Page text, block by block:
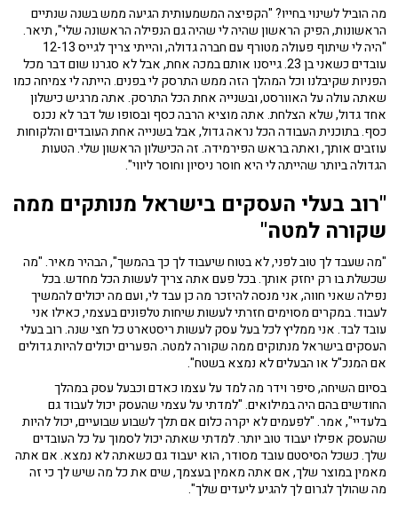
מה הוביל לשינוי בחייו? "הקפיצה המשמעותית הגיעה ממש בשנה שנתיים
הראשונות, הפיק הראשון שהיה לי שהיה גם הנפילה הראשונה שלי", תיאר.
"היה לי שיתוף פעולה מטורף עם חברה גדולה, והייתי צריך לגייס 12-13
עובדים כשאני בן 23. גייסנו אותם במכה אחת, אבל לא סגרנו שום דבר מכל
הפניות שקיבלנו וכל המהלך הזה ממש התרסק לי בפנים. הייתה לי צמיחה כמו
שאתה עולה על האוורסט, ובשנייה אחת הכל התרסק. אתה מרגיש כישלון
אחד גדול, שלא הצלחת. אתה מוציא הרבה כסף ובסופו של דבר לא נכנס
כסף. בתוכנית העבודה הכל נראה גדול, אבל בשנייה אחת העובדים והלקוחות
עוזבים אותך, ואתה בראש הפירמידה. זה הכישלון הראשון שלי. הטעות
הגדולה ביותר שהייתה לי היא חוסר ניסיון וחוסר ליווי".
"רוב בעלי העסקים בישראל מנותקים ממה
שקורה למטה"
"מה שעבד לך טוב לפני, לא בטוח שיעבוד לך כך בהמשך", הבהיר מאיר. "מה
שכשלת בו רק יחזק אותך. בכל פעם אתה צריך לעשות הכל מחדש. בכל
נפילה שאני חווה, אני מנסה להיזכר מה כן עבד לי, ועם מה יכולים להמשיך
לעבוד. במקרים מסוימים חזרתי לעשות שיחות טלפונים בעצמי, כאילו אני
עובד לבד. אני ממליץ לכל בעל עסק לעשות ריסטארט כל חצי שנה. רוב בעלי
העסקים בישראל מנתוקים ממה שקורה למטה. הפערים יכולים להיות גדולים
אם המנכ"ל או הבעלים לא נמצא בשטח".
בסיום השיחה, סיפר וידר מה למד על עצמו כאדם וכבעל עסק במהלך
החודשים בהם היה במילואים. "למדתי על עצמי שהעסק יכול לעבוד גם
בלעדיי", אמר. "לפעמים לא יקרה כלום אם תלך לשבוע שבועיים, יכול להיות
שהעסק אפילו יעבוד טוב יותר. למדתי שאתה יכול לסמוך על כל העובדים
שלך. כשכל הסיסטם עובד מסודר, הוא יעבוד גם כשאתה לא נמצא. אם אתה
מאמין במוצר שלך, אם אתה מאמין בעצמך, שים את כל מה שיש לך כי זה
מה שהולך לגרום לך להגיע ליעדים שלך".